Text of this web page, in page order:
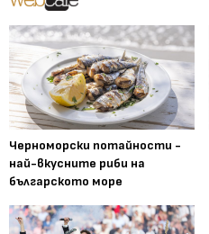
Черноморски потайности -
най-вкусните риби на
българското море